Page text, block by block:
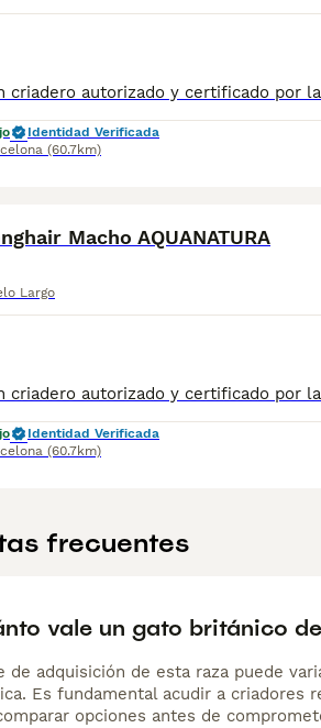
Identidad Verificada
(60.7km)
Macho AQUANATURA
Largo
Identidad Verificada
(60.7km)
frecuentes
vale un gato británico
de adquisición de esta raza puede
Es fundamental acudir a criadores
opciones antes de